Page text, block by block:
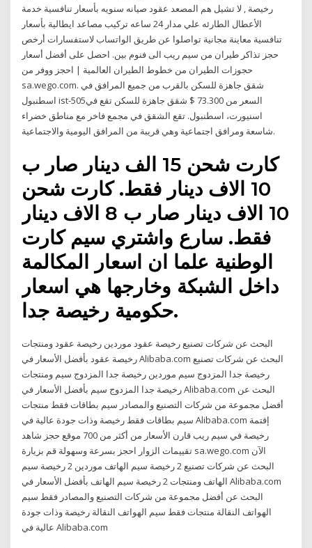
رخيصة , لا تشيل هم المصعد عقود صيانه سنويه بأسعار تنافسية خدمة
الأعطال الطارئه علي مدار 24 ساعه تركيب مصاعد ايطالية بأسعار
تنافسية معاينة مجانية تواصلوا عن طريق الواتساب لاستفسارات أرخص
حجز تذاكر طيران من سيم ريب الى فنوم بين. احصل على أفضل أسعار
حجوزات الطيران من خطوط الطيران العالمية | احجز ووفر من
sa.wego.com. شقق جاهزة للسكن بالقرب من جميع المرافق في
اسطنبول ist-505السعر من 73.300 $ شقق جاهزة للسكن تقع في
اسنيورت، اسطنبول. تقع الشقق في مجمع فاخر مع مناطق خضراء
شاسعة ومرافق اجتماعية وهي قريبة من المرافق اليومية والاجتماعية.
كارت شحن 15 الف دينار صار ب
10 الاف دينار فقط. كارت شحن
10 الاف دينار صار ب 8 الاف دينار
فقط. سارع واشتري سيم كارت
الوطنية علما ان اسعار المكالمة
داخل الشبكة وخارجها هي اسعار
حكومية رخيصة جدا.
البحث عن شركات تصنيع رخيصة عقود موردين رخيصة عقود ومنتجات
رخيصة عقود بأفضل الأسعار في Alibaba.com البحث عن شركات تصنيع
رخيصة جدا المزدوج سيم موردين رخيصة جدا المزدوج سيم ومنتجات
رخيصة جدا المزدوج سيم بأفضل الأسعار في Alibaba.com البحث عن
أفضل مجموعة من شركات التصنيع والمصادر سيم بطاقات فقط منتجات
سيم بطاقات فقط رخيصة وذات جودة عالية في Alibaba.com إقتمة
رخيصة في سيم ريب قارن الأسعار من أكثر من 700 موقع حجز شاهد
تقييمات الزوار احجز بسرعة وسهولة قم بزيارة sa.wego.com الآن
البحث عن شركات تصنيع 2 رخيصة سيم الهاتف موردين 2 رخيصة سيم
الهاتف ومنتجات 2 رخيصة سيم الهاتف بأفضل الأسعار في Alibaba.com
البحث عن أفضل مجموعة من شركات التصنيع والمصادر فقط سيم
الهواتف النقالة منتجات فقط سيم الهواتف النقالة رخيصة وذات جودة
عالية في Alibaba.com